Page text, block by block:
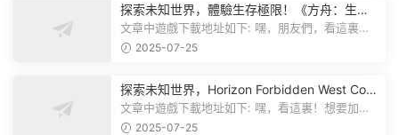
探索未知世界，體驗生存極限！《方舟：生存
飛升》v38.9中文版全新升級！
文章中遊戲下載地址如下: 嘿，朋友們，看這裏！
《方舟：生存飛升》這個遊戲超火...
2025-07-25
探索未知世界，Horizon Forbidden West Com
plete Edition正式發布！
文章中遊戲下載地址如下: 嘿，看這裏！想要加入
遊戲資源分享群，就點文章最後那...
2025-07-25